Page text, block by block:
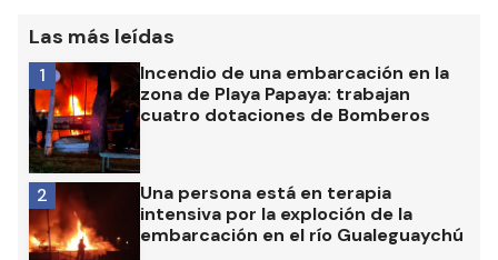
Las más leídas
Incendio de una embarcación en la
zona de Playa Papaya: trabajan
cuatro dotaciones de Bomberos
1
Una persona está en terapia
intensiva por la exploción de la
embarcación en el río Gualeguaychú
2